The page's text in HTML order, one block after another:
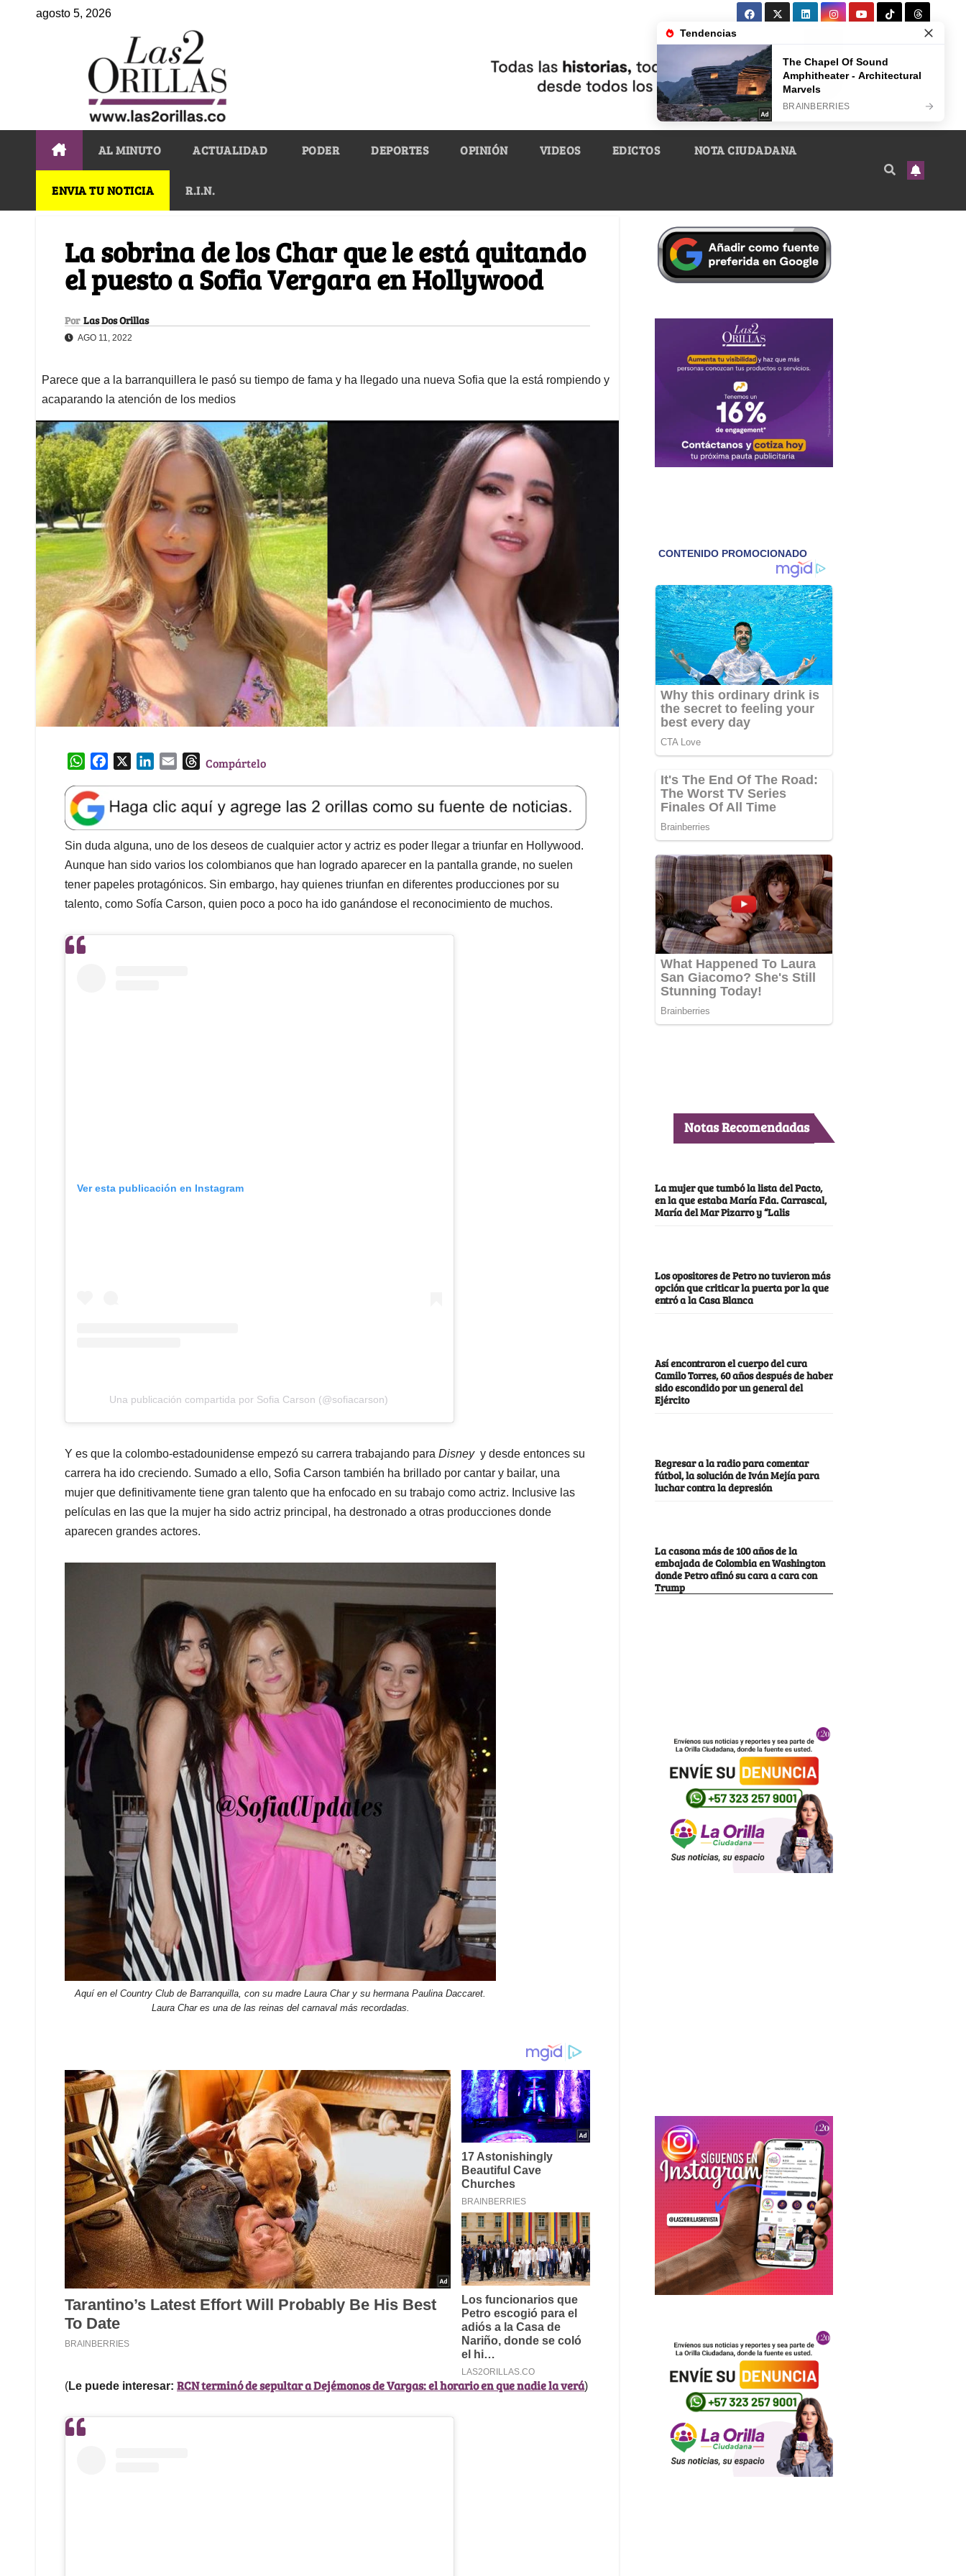
agosto 5, 2026
AL MINUTO ACTUALIDAD PODER DEPORTES OPINIÓN VIDEOS EDICTOS NOTA CIUDADANA
ENVIA TU NOTICIA R.I.N.
La sobrina de los Char que le está quitando
el puesto a Sofia Vergara en Hollywood
Por Las Dos Orillas
AGO 11, 2022
Parece que a la barranquillera le pasó su tiempo de fama y ha llegado una nueva Sofia que la está rompiendo y
acaparando la atención de los medios
W
a
t
s
A
p
p
e
b
o
o
k
k
e
d
I
n
l
T
e
a
d
s
Compártelo
Sin duda alguna, uno de los deseos de cualquier actor y actriz es poder llegar a triunfar en Hollywood.
Aunque han sido varios los colombianos que han logrado aparecer en la pantalla grande, no suelen
tener papeles protagónicos. Sin embargo, hay quienes triunfan en diferentes producciones por su
talento, como Sofía Carson, quien poco a poco ha ido ganándose el reconocimiento de muchos.
Ver esta publicación en Instagram
Una publicación compartida por Sofia Carson (@sofiacarson)
Y es que la colombo-estadounidense empezó su carrera trabajando para Disney y desde entonces su
carrera ha ido creciendo. Sumado a ello, Sofia Carson también ha brillado por cantar y bailar, una
mujer que definitivamente tiene gran talento que ha enfocado en su trabajo como actriz. Inclusive las
películas en las que la mujer ha sido actriz principal, ha destronado a otras producciones donde
aparecen grandes actores.
Aquí en el Country Club de Barranquilla, con su madre Laura Char y su hermana Paulina Daccaret.
Laura Char es una de las reinas del carnaval más recordadas.
(Le puede interesar: RCN terminó de sepultar a Dejémonos de Vargas: el horario en que nadie la verá)
Notas Recomendadas
La mujer que tumbó la lista del Pacto,
en la que estaba María Fda. Carrascal,
María del Mar Pizarro y “Lalis
Los opositores de Petro no tuvieron más
opción que criticar la puerta por la que
entró a la Casa Blanca
Así encontraron el cuerpo del cura
Camilo Torres, 60 años después de haber
sido escondido por un general del
Ejército
Regresar a la radio para comentar
fútbol, la solución de Iván Mejía para
luchar contra la depresión
La casona más de 100 años de la
embajada de Colombia en Washington
donde Petro afinó su cara a cara con
Trump